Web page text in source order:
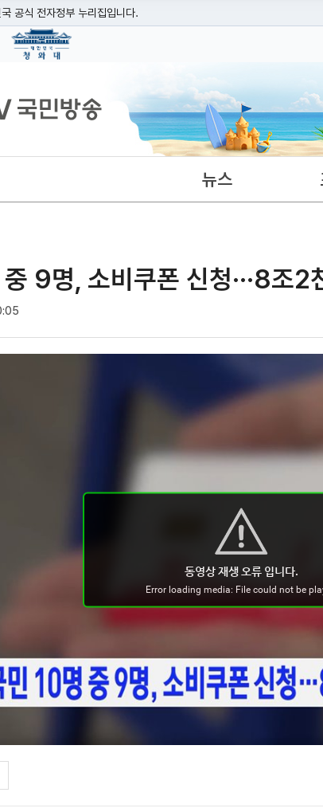
공식 전자정부 누리집입니다.
인하기
다른 도메인 주소를 사용하고 있다면 아래 URL에서 도메인 주소를 확
보기
뉴스
9명, 소비쿠폰 신청···8조2